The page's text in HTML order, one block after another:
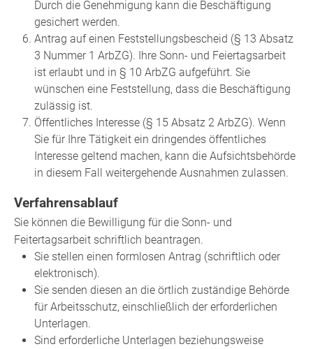
Durch die Genehmigung kann die Beschäftigung
gesichert werden.
Antrag auf einen Feststellungsbescheid (§ 13 Absatz
3 Nummer 1 ArbZG). Ihre Sonn- und Feiertagsarbeit
ist erlaubt und in § 10 ArbZG aufgeführt. Sie
wünschen eine Feststellung, dass die Beschäftigung
zulässig ist.
Öffentliches Interesse (§ 15 Absatz 2 ArbZG). Wenn
Sie für Ihre Tätigkeit ein dringendes öffentliches
Interesse geltend machen, kann die Aufsichtsbehörde
in diesem Fall weitergehende Ausnahmen zulassen.
Verfahrensablauf
Sie können die Bewilligung für die Sonn- und
Feitertagsarbeit schriftlich beantragen.
Sie stellen einen formlosen Antrag (schriftlich oder
elektronisch).
Sie senden diesen an die örtlich zuständige Behörde
für Arbeitsschutz, einschließlich der erforderlichen
Unterlagen.
Sind erforderliche Unterlagen beziehungsweise